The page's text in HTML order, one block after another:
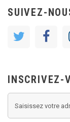
SUIVEZ-
INSCRIVEZ-